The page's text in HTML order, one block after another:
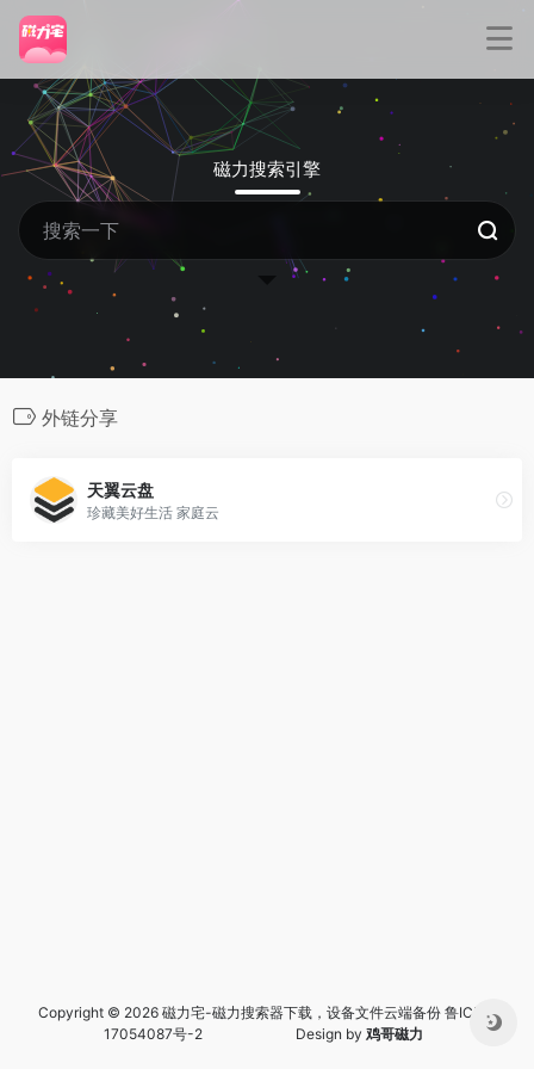
磁力搜索引擎
外链分享
天翼云盘
珍藏美好生活 家庭云
Copyright © 2026 磁力宅-磁力搜索器下载，设备文件云端备份 鲁ICP备
17054087号-2 Design by 鸡哥磁力